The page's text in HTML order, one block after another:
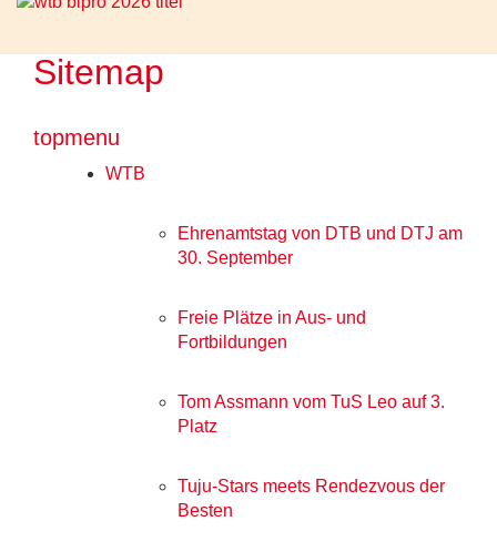
Sitemap
topmenu
WTB
Ehrenamtstag von DTB und DTJ am
30. September
Freie Plätze in Aus- und
Fortbildungen
Tom Assmann vom TuS Leo auf 3.
Platz
Tuju-Stars meets Rendezvous der
Besten